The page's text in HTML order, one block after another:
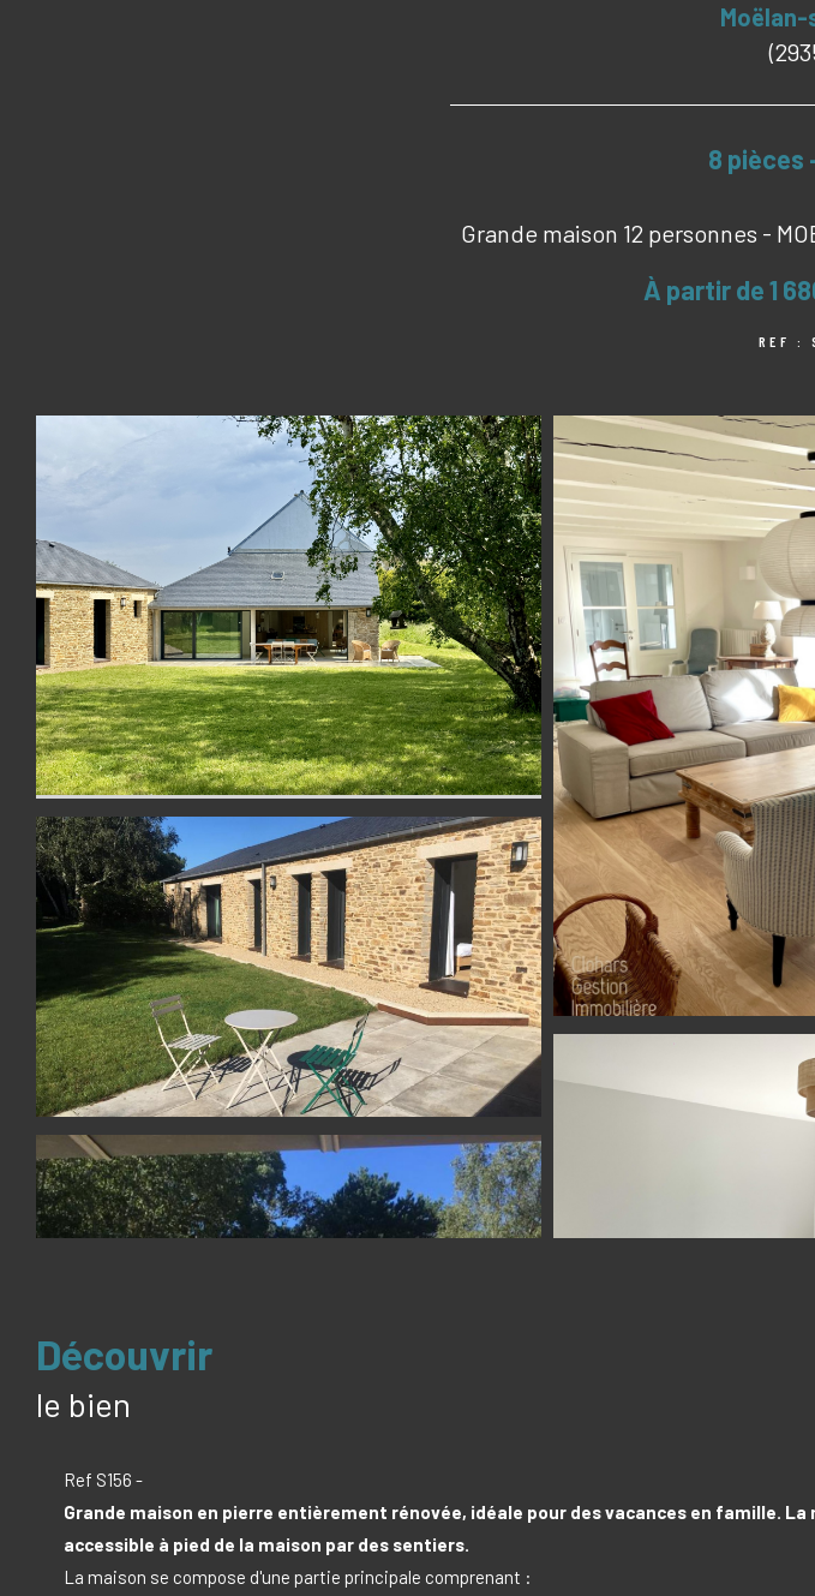
8 pièces
Grande maison 12 personnes -
À partir de1
REF :
découvrir
le bien
Ref S156 -
Grande maison en pierre entièrement rénovée, idéale pour des vacances en famille.
accessible à pied de la maison par des sentiers.
La maison se compose d'une partie principale comprenant :